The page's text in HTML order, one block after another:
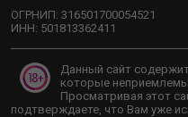
ОГРНИП: 316501700054521
ИНН: 501813362411
Данный сайт
которые
Просматривая этот
подтверждаете, что Вам уже